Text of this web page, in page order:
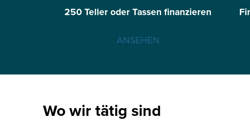
250 Teller oder Tassen finanzieren
ANSEHEN
Wo wir tätig sind